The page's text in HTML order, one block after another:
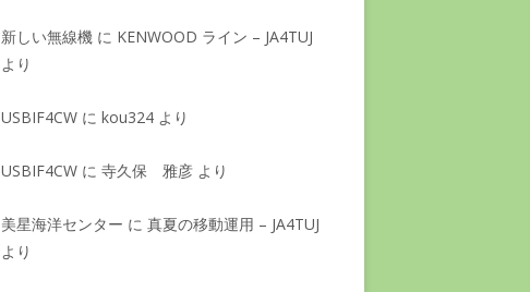
新しい無線機 に KENWOOD ライン – JA4TUJ
より
USBIF4CW にkou324 より
USBIF4CW に寺久保 雅彦 より
美星海洋センター に真夏の移動運用 – JA4TUJ
より